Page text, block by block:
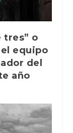
tres” o
equipo
del
año